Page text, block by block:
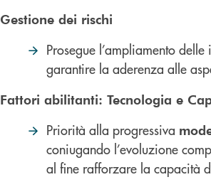
Gestione dei rischi
Prosegue l’ampliamento
garantire la aderenza alle
Fattori abilitanti: Tecnologia e
Priorità alla progressiva
coniugando l’evoluzione
al fine rafforzare la capacità